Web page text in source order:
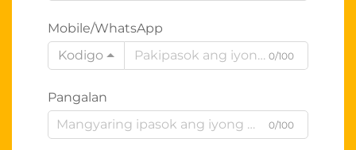
Mobile/WhatsApp
Kodigo
0/100
Pangalan
0/100